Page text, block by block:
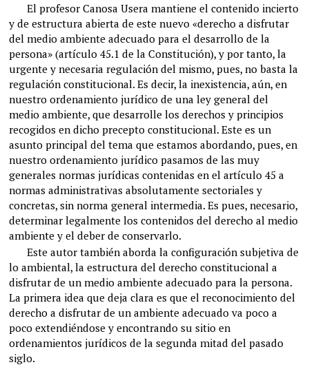
El profesor Canosa Usera mantiene el contenido incierto
y de estructura abierta de este nuevo «derecho a disfrutar
del medio ambiente adecuado para el desarrollo de la
persona» (artículo 45.1 de la Constitución), y por tanto, la
urgente y necesaria regulación del mismo, pues, no basta la
regulación constitucional. Es decir, la inexistencia, aún, en
nuestro ordenamiento jurídico de una ley general del
medio ambiente, que desarrolle los derechos y principios
recogidos en dicho precepto constitucional. Este es un
asunto principal del tema que estamos abordando, pues, en
nuestro ordenamiento jurídico pasamos de las muy
generales normas jurídicas contenidas en el artículo 45 a
normas administrativas absolutamente sectoriales y
concretas, sin norma general intermedia. Es pues, necesario,
determinar legalmente los contenidos del derecho al medio
ambiente y el deber de conservarlo.
Este autor también aborda la configuración subjetiva de
lo ambiental, la estructura del derecho constitucional a
disfrutar de un medio ambiente adecuado para la persona.
La primera idea que deja clara es que el reconocimiento del
derecho a disfrutar de un ambiente adecuado va poco a
poco extendiéndose y encontrando su sitio en
ordenamientos jurídicos de la segunda mitad del pasado
siglo.